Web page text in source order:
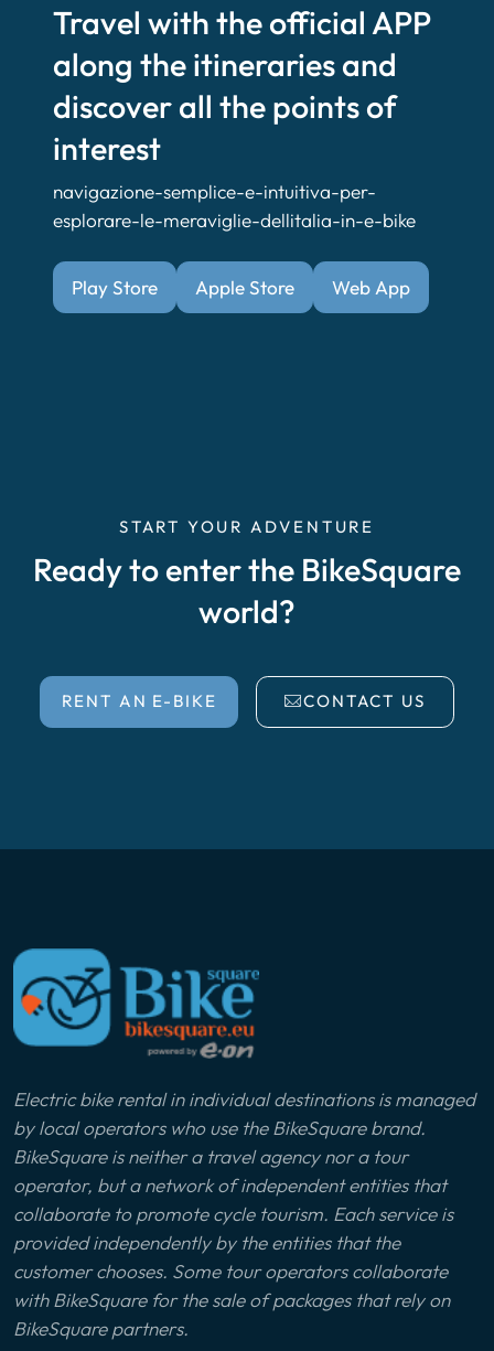
Travel with the official APP
along the itineraries and
discover all the points of
interest
navigazione-semplice-e-intuitiva-per-
esplorare-le-meraviglie-dellitalia-in-e-bike
Play Store Apple Store Web App
START YOUR ADVENTURE
Ready to enter the BikeSquare
world?
RENT AN E-BIKE CONTACT US
Electric bike rental in individual destinations is managed
by local operators who use the BikeSquare brand.
BikeSquare is neither a travel agency nor a tour
operator, but a network of independent entities that
collaborate to promote cycle tourism. Each service is
provided independently by the entities that the
customer chooses. Some tour operators collaborate
with BikeSquare for the sale of packages that rely on
BikeSquare partners.